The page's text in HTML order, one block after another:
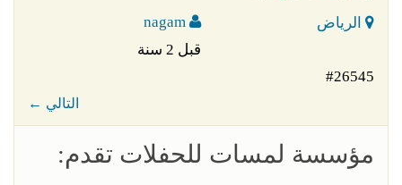
الرياض
قبل 2 سنة
#26545
← التالي
مؤسسة لمسات للحفلات تقدم: